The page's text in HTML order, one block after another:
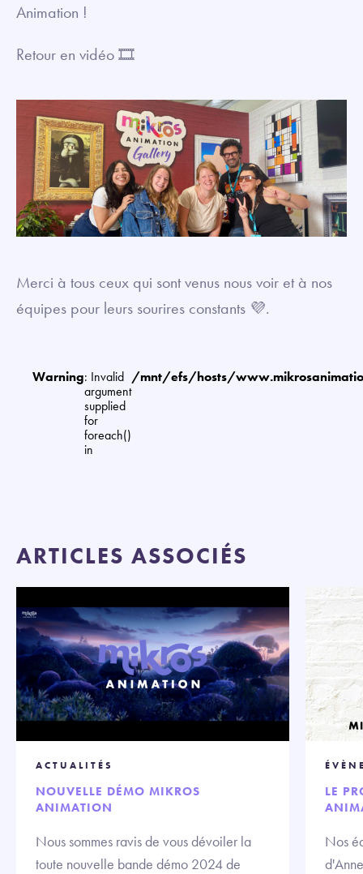
Animation !
Retour en vidéo 🎞️
Merci à tous ceux qui sont venus nous voir et à nos
équipes pour leurs sourires constants 💜.
Warning: Invalid
argument
supplied
for
foreach()
in
/mnt/efs/hosts/
ARTICLES ASSOCIÉS
ACTUALITÉS
NOUVELLE DÉMO MIKROS
ANIMATION
Nous sommes ravis de vous dévoiler la
toute nouvelle bande démo 2024 de
LE
Nos